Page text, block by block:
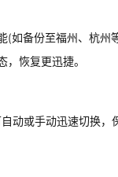
(如备份至福州、杭州
恢复更迅捷。
或手动迅速切换，